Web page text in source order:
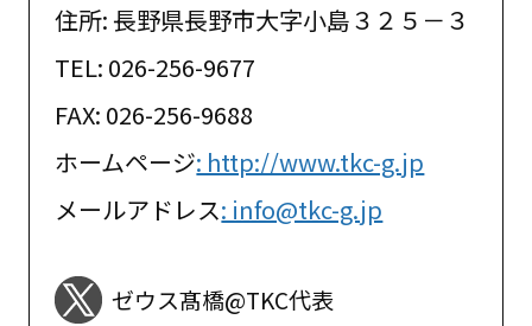
住所: 長野県長野市大字小島３２５－３
TEL: 026-256-9677
FAX: 026-256-9688
ホームページ: http://www.tkc-g.jp
メールアドレス: info@tkc-g.jp
ゼウス髙橋@TKC代表